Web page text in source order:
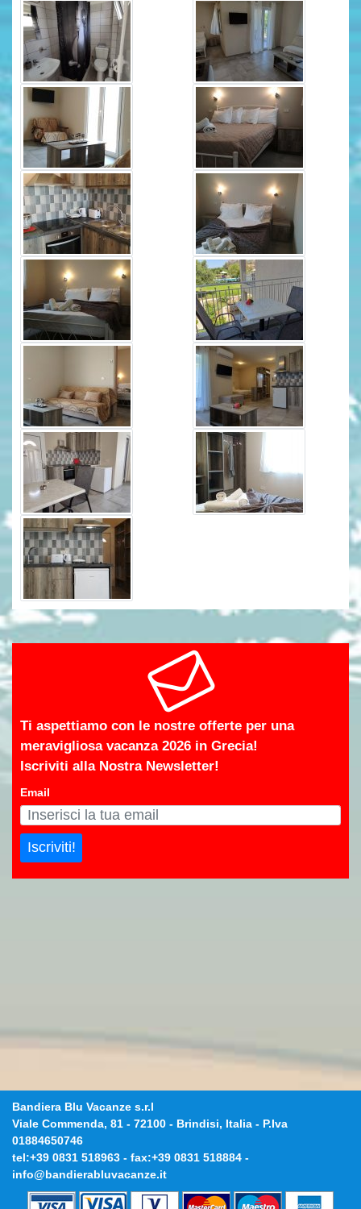
Ti aspettiamo con le nostre offerte per una
meravigliosa vacanza 2026 in Grecia!
Iscriviti alla Nostra Newsletter!
Email
Iscriviti!
Bandiera Blu Vacanze s.r.l
Viale Commenda, 81 - 72100 - Brindisi, Italia - P.Iva
01884650746
tel:+39 0831 518963 - fax:+39 0831 518884 -
info@bandierabluvacanze.it